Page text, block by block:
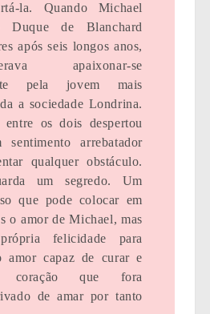
la. Quando Michael
Duque de Blanchard
após seis longos anos,
apaixonar-se
pela jovem mais
a sociedade Londrina.
os dois despertou
arrebatador
qualquer obstáculo.
um segredo. Um
que pode colocar em
o amor de Michael, mas
felicidade para
amor capaz de curar e
coração que fora
de amar por tanto